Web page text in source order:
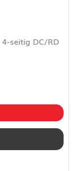
seitig DC/RD